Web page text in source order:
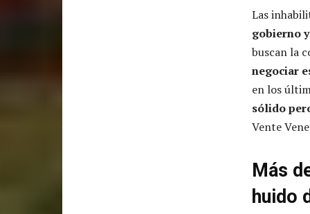
Las
gobierno
buscan la
negociar
en los
sólido
Vente
Más
huido